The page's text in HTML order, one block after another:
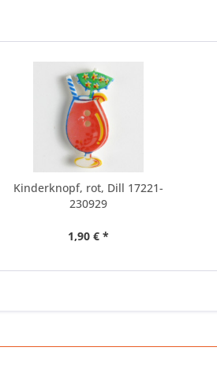
Kinderknopf, rot, Dill 17221-
230929
1,90 € *